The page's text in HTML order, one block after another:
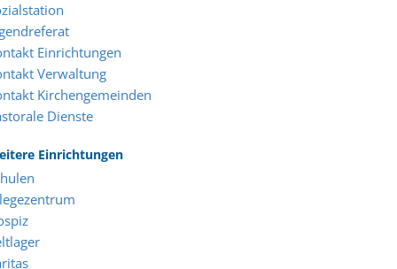
Einrichtungen
Verwaltung
Kirchengemeinden
Dienste
Einrichtungen